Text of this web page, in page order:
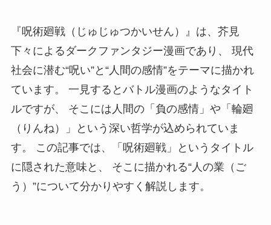
『呪術廻戦（じゅじゅつかいせん）』は、芥見
下々によるダークファンタジー漫画であり、 現代
社会に潜む“呪い”と“人間の感情”をテーマに描かれ
ています。 一見するとバトル漫画のようなタイト
ルですが、 そこには人間の「負の感情」や「輪廻
（りんね）」という深い哲学が込められていま
す。 この記事では、「呪術廻戦」というタイトル
に隠された意味と、 そこに描かれる“人の業（ご
う）”について分かりやすく解説します。